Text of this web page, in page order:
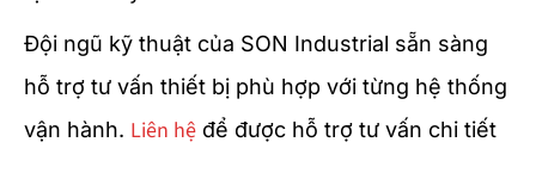
Đội ngũ kỹ thuật của SON Industrial sẵn sàng
hỗ trợ tư vấn thiết bị phù hợp với từng hệ thống
vận hành. Liên hệ để được hỗ trợ tư vấn chi tiết